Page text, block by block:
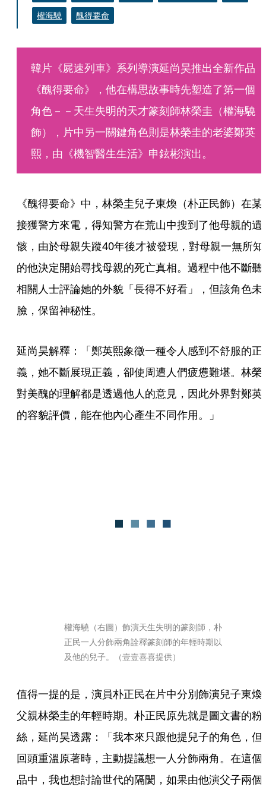
權海驍
醜得要命
韓片《屍速列車》系列導演延尚昊推出全新作品
《醜得要命》，他在構思故事時先塑造了第一個
角色－－天生失明的天才篆刻師林榮圭（權海驍
飾），片中另一關鍵角色則是林榮圭的老婆鄭英
熙，由《機智醫生生活》申鉉彬演出。
《醜得要命》中，林榮圭兒子東煥（朴正民飾）在某
接獲警方來電，得知警方在荒山中搜到了他母親的遺
骸，由於母親失蹤40年後才被發現，對母親一無所知
的他決定開始尋找母親的死亡真相。過程中他不斷聽
相關人士評論她的外貌「長得不好看」，但該角色未
臉，保留神秘性。
延尚昊解釋：「鄭英熙象徵一種令人感到不舒服的正
義，她不斷展現正義，卻使周遭人們疲憊難堪。林榮
對美醜的理解都是透過他人的意見，因此外界對鄭英
的容貌評價，能在他內心產生不同作用。」
權海驍（右圖）飾演天生失明的篆刻師，朴
正民一人分飾兩角詮釋篆刻師的年輕時期以
及他的兒子。（壹壹喜喜提供）
值得一提的是，演員朴正民在片中分別飾演兒子東煥
父親林榮圭的年輕時期。朴正民原先就是圖文書的粉
絲，延尚昊透露：「我本來只跟他提兒子的角色，但
回頭重溫原著時，主動提議想一人分飾兩角。在這個
品中，我也想討論世代的隔閡，如果由他演父子兩個